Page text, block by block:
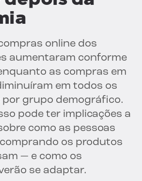
online dos
aumentaram conforme
as compras em
em todos os
por grupo demográfico.
pode ter implicações a
como as pessoas
os produtos
— e como os
se adaptar.